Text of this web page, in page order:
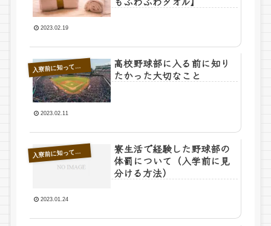
2023.02.19
入寮前に知っておきたいこと
高校野球部に入る前に知り
たかった大切なこと
2023.02.11
入寮前に知っておきたいこと
寮生活で経験した野球部の
体罰について（入学前に見
分ける方法）
2023.01.24